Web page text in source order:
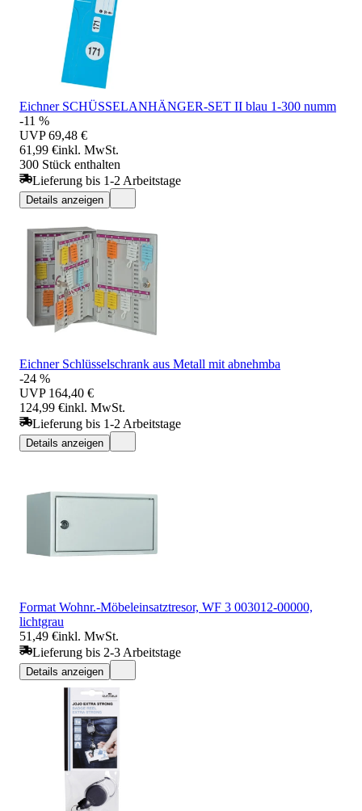
Eichner SCHÜSSELANHÄNGER-SET II blau 1-300 numm
-11 %
UVP 69,48 €
61,99 €inkl. MwSt.
300 Stück enthalten
Lieferung bis 1-2 Arbeitstage
Details anzeigen
Eichner Schlüsselschrank aus Metall mit abnehmba
-24 %
UVP 164,40 €
124,99 €inkl. MwSt.
Lieferung bis 1-2 Arbeitstage
Details anzeigen
Format Wohnr.-Möbeleinsatztresor, WF 3 003012-00000,
lichtgrau
51,49 €inkl. MwSt.
Lieferung bis 2-3 Arbeitstage
Details anzeigen